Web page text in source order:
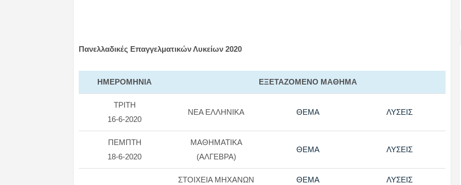
Πανελλαδικές Επαγγελματικών Λυκείων 2020
ΗΜΕΡΟMHNIA ΕΞΕΤΑΖΟΜΕΝΟ ΜΑΘΗΜΑ
ΤΡΙΤΗ
16-6-2020
ΝΕΑ ΕΛΛΗΝΙΚΑ ΘΕΜΑ ΛΥΣΕΙΣ
ΠΕΜΠΤΗ
18-6-2020
ΜΑΘΗΜΑΤΙΚΑ
(ΑΛΓΕΒΡΑ)
ΘΕΜΑ ΛΥΣΕΙΣ
ΣΤΟΙΧΕΙΑ ΜΗΧΑΝΩΝ ΘΕΜΑ ΛΥΣΕΙΣ